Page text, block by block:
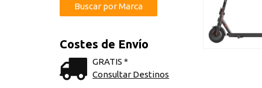
Costes de Envío
GRATIS *
Consultar Destinos